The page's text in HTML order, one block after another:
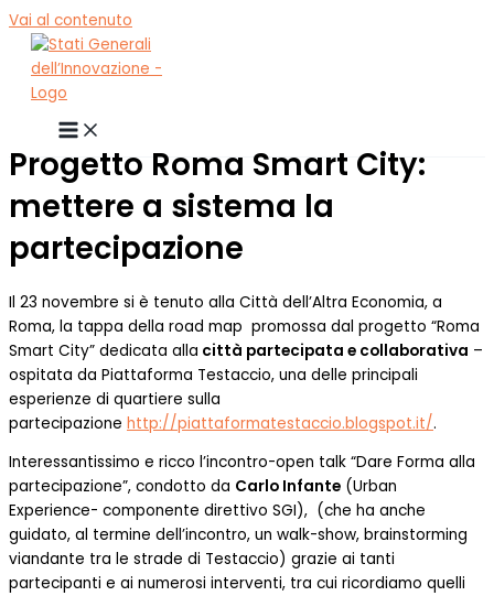
Vai al contenuto
Progetto Roma Smart City:
mettere a sistema la
partecipazione
Il 23 novembre si è tenuto alla Città dell’Altra Economia, a
Roma, la tappa della road map promossa dal progetto “Roma
Smart City” dedicata alla città partecipata e collaborativa –
ospitata da Piattaforma Testaccio, una delle principali
esperienze di quartiere sulla
partecipazione http://piattaformatestaccio.blogspot.it/.
Interessantissimo e ricco l’incontro-open talk “Dare Forma alla
partecipazione”, condotto da Carlo Infante (Urban
Experience- componente direttivo SGI), (che ha anche
guidato, al termine dell’incontro, un walk-show, brainstorming
viandante tra le strade di Testaccio) grazie ai tanti
partecipanti e ai numerosi interventi, tra cui ricordiamo quelli